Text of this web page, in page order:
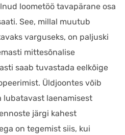
loometöö tavapärane osa
See, millal muutub
varguseks, on paljuski
mittesõnalise
saab tuvastada eelkõige
Üldjoontes võib
lubatavast laenamisest
järgi kahest
on tegemist siis, kui